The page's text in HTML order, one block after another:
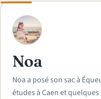
N
Noa
Noa a posé son sac à
études à Caen et